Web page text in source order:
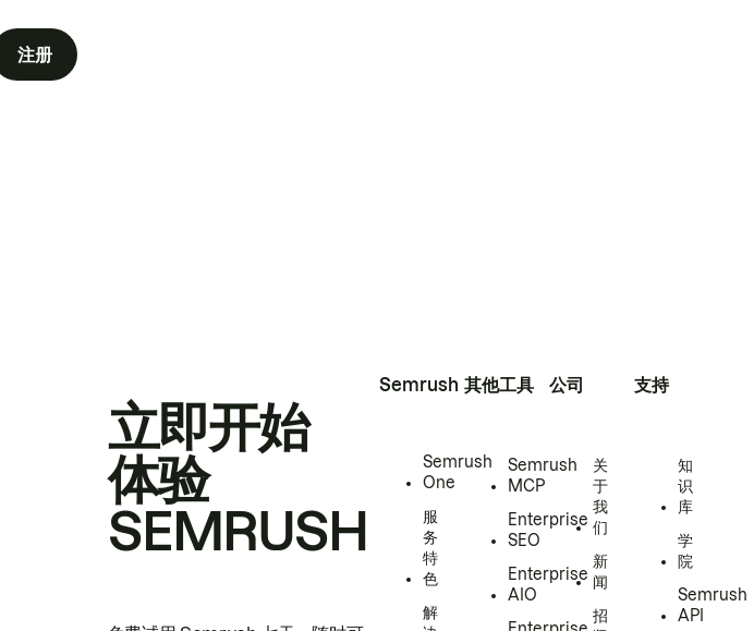
注册
立即开始
体验
SEMRUSH
Semrush
Semrush
One
服
务
特
色
解
其他工具
Semrush
MCP
Enterprise
SEO
Enterprise
AIO
公司
关
于
我
们
新
闻
招
支持
知
识
库
学
院
Semrush
API